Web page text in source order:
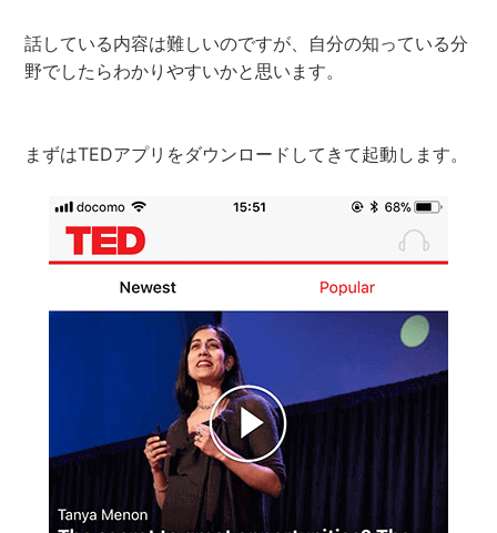
話している内容は難しいのですが、自分の知っている分
野でしたらわかりやすいかと思います。
まずはTEDアプリをダウンロードしてきて起動します。